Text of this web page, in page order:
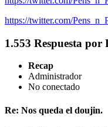
https://twitter.com/
1.553 Respuesta por
Recap
Administrador
No conectado
Re: Nos queda el doujin.